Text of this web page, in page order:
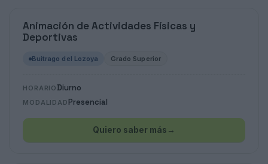
Animación de Actividades Físicas y
Deportivas
Buitrago del Lozoya Grado Superior
HORARIO Diurno
MODALIDAD Presencial
Quiero saber más →